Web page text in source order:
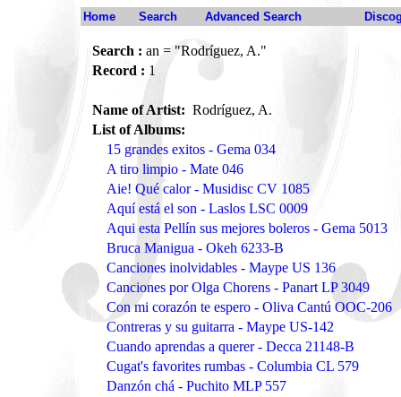
Home Search Advanced Search
Search : an = "Rodríguez, A."
Record : 1
Name of Artist: Rodríguez, A.
List of Albums:
15 grandes exitos - Gema 034
A tiro limpio - Mate 046
Aie! Qué calor - Musidisc CV 1085
Aquí está el son - Laslos LSC 0009
Aqui esta Pellín sus mejores boleros - Gema 5013
Bruca Manigua - Okeh 6233-B
Canciones inolvidables - Maype US 136
Canciones por Olga Chorens - Panart LP 3049
Con mi corazón te espero - Oliva Cantú OOC-206
Contreras y su guitarra - Maype US-142
Cuando aprendas a querer - Decca 21148-B
Cugat's favorites rumbas - Columbia CL 579
Danzón chá - Puchito MLP 557